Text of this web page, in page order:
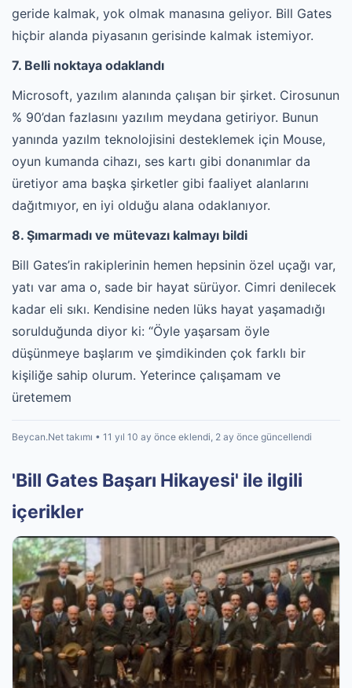
geride kalmak, yok olmak manasına geliyor. Bill Gates
hiçbir alanda piyasanın gerisinde kalmak istemiyor.
7. Belli noktaya odaklandı
Microsoft, yazılım alanında çalışan bir şirket. Cirosunun
% 90’dan fazlasını yazılım meydana getiriyor. Bunun
yanında yazılm teknolojisini desteklemek için Mouse,
oyun kumanda cihazı, ses kartı gibi donanımlar da
üretiyor ama başka şirketler gibi faaliyet alanlarını
dağıtmıyor, en iyi olduğu alana odaklanıyor.
8. Şımarmadı ve mütevazı kalmayı bildi
Bill Gates’in rakiplerinin hemen hepsinin özel uçağı var,
yatı var ama o, sade bir hayat sürüyor. Cimri denilecek
kadar eli sıkı. Kendisine neden lüks hayat yaşamadığı
sorulduğunda diyor ki: “Öyle yaşarsam öyle
düşünmeye başlarım ve şimdikinden çok farklı bir
kişiliğe sahip olurum. Yeterince çalışamam ve
üretemem
Beycan.Net takımı • 11 yıl 10 ay önce eklendi, 2 ay önce güncellendi
'Bill Gates Başarı Hikayesi' ile ilgili
içerikler